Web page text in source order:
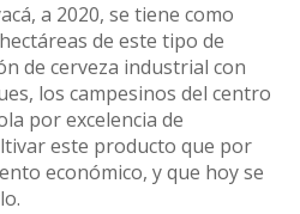
a 2020, se tiene como
de este tipo de
de cerveza industrial con
los campesinos del centro
por excelencia de
este producto que por
económico, y que hoy se